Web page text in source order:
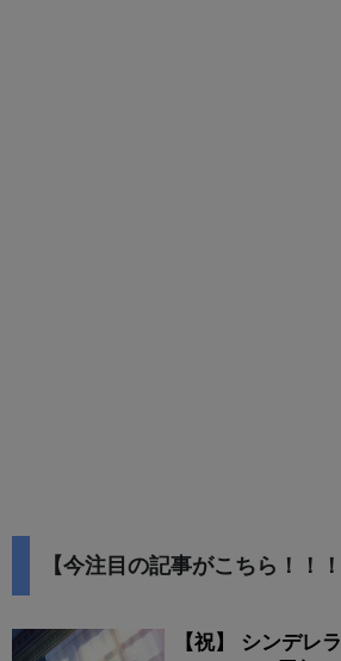
【今注目の記事がこちら！！！
【祝】 シンデレ